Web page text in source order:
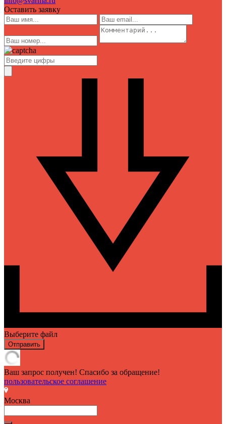
Оставить заявку
Выберите файл
Отправить
Ваш запрос получен! Спасибо за обращение!
пользовательское соглашение
Москва